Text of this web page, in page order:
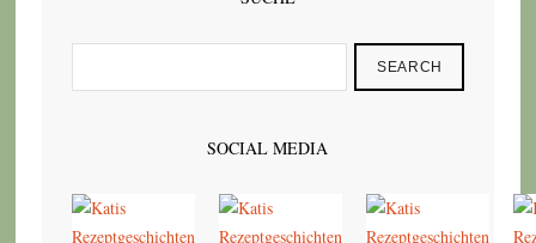
SEARCH
SOCIAL MEDIA